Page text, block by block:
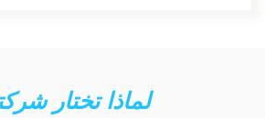
لماذا تختار